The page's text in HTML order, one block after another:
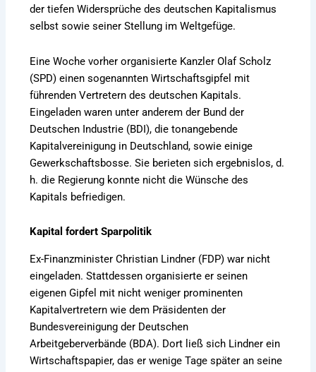
der tiefen Widersprüche des deutschen Kapitalismus
selbst sowie seiner Stellung im Weltgefüge.
Eine Woche vorher organisierte Kanzler Olaf Scholz
(SPD) einen sogenannten Wirtschaftsgipfel mit
führenden Vertretern des deutschen Kapitals.
Eingeladen waren unter anderem der Bund der
Deutschen Industrie (BDI), die tonangebende
Kapitalvereinigung in Deutschland, sowie einige
Gewerkschaftsbosse. Sie berieten sich ergebnislos, d.
h. die Regierung konnte nicht die Wünsche des
Kapitals befriedigen.
Kapital fordert Sparpolitik
Ex-Finanzminister Christian Lindner (FDP) war nicht
eingeladen. Stattdessen organisierte er seinen
eigenen Gipfel mit nicht weniger prominenten
Kapitalvertretern wie dem Präsidenten der
Bundesvereinigung der Deutschen
Arbeitgeberverbände (BDA). Dort ließ sich Lindner ein
Wirtschaftspapier, das er wenige Tage später an seine